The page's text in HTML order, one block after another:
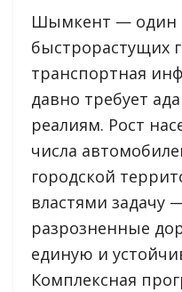
Шымкент — один
быстрорастущих
транспортная
давно требует
реалиям. Рост
числа
городской
властями задачу
разрозненные
единую и
Комплексная